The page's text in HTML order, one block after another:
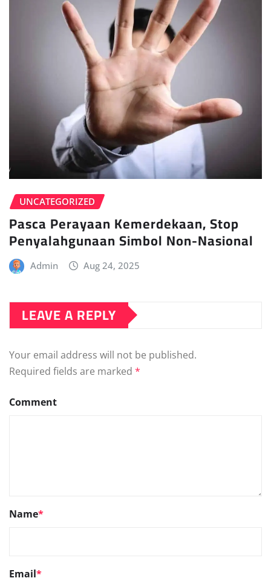
UNCATEGORIZED
Pasca Perayaan Kemerdekaan, Stop
Penyalahgunaan Simbol Non-Nasional
Admin Aug 24, 2025
LEAVE A REPLY
Your email address will not be published.
Required fields are marked *
Comment
Name*
Email*